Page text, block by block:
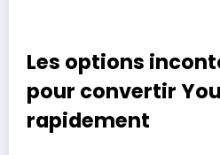
Les options
pour convertir
rapidement